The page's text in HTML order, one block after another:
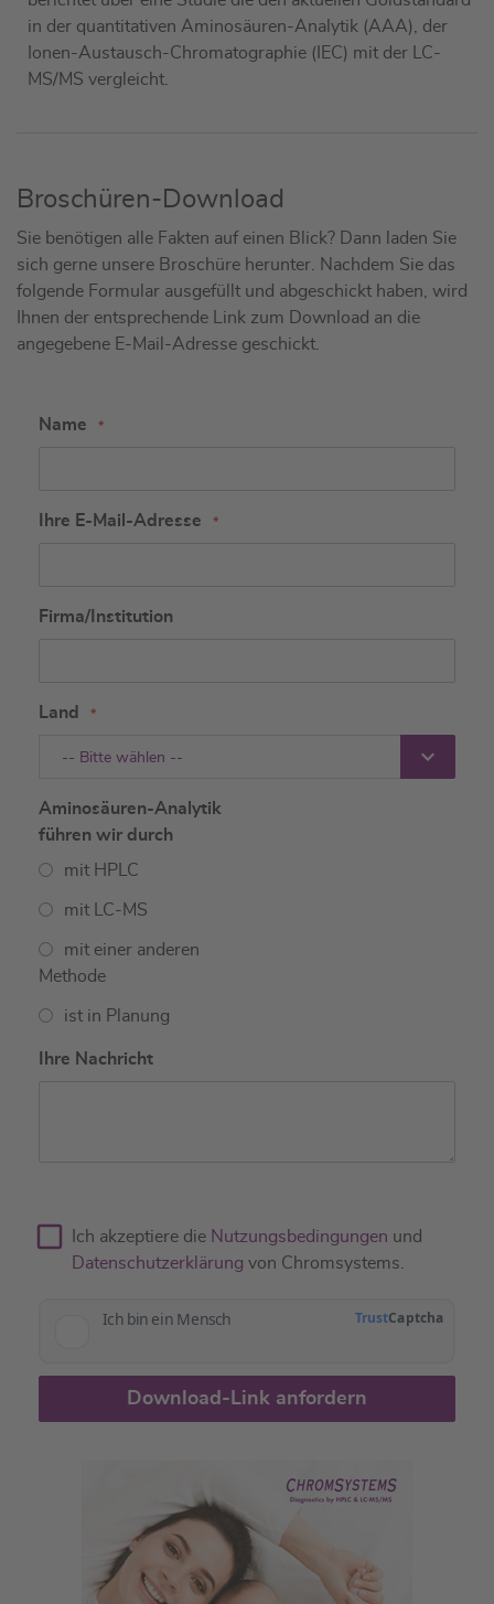
in der quantitativen Aminosäuren-Analytik (AAA), der
Ionen-Austausch-Chromatographie (IEC) mit der LC-
MS/MS vergleicht.
Broschüren-Download
Sie benötigen alle Fakten auf einen Blick? Dann laden Sie
sich gerne unsere Broschüre herunter. Nachdem Sie das
folgende Formular ausgefüllt und abgeschickt haben, wird
Ihnen der entsprechende Link zum Download an die
angegebene E-Mail-Adresse geschickt.
Name
Ihre E-Mail-Adresse
Firma/Institution
Land
-- Bitte wählen --
Aminosäuren-Analytik
führen wir durch
mit HPLC
mit LC-MS
mit einer anderen
Methode
ist in Planung
Ihre Nachricht
Ich akzeptiere die Nutzungsbedingungen und
Datenschutzerklärung von Chromsystems.
Download-Link anfordern